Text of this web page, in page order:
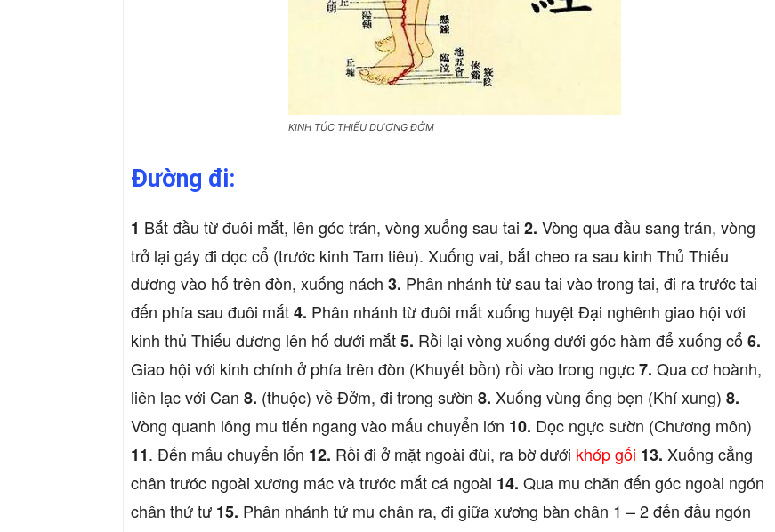
KINH TÚC THIẾU DƯƠNG ĐỞM
Đường đi:
1 Bắt đầu từ đuôi mắt, lên góc trán, vòng xuổng sau tai 2. Vòng qua đầu sang trán, vòng
trở lại gáy đi dọc cổ (trước kinh Tam tiêu). Xuống vai, bắt cheo ra sau kinh Thủ Thiếu
dương vào hố trên đòn, xuống nách 3. Phân nhánh từ sau tai vào trong tai, đi ra trước tai
đến phía sau đuôi mắt4. Phân nhánh từ đuôi mắt xuống huyệt Đại nghênh giao hội với
kinh thủ Thiếu dương lên hố dưới mắt5. Rồi lại vòng xuống dưới góc hàm để xuống cổ6.
Giao hội với kinh chính ở phía trên đòn (Khuyết bồn) rồi vào trong ngực7. Qua cơ hoành,
liên lạc với Can 8. (thuộc) về Đởm, đi trong sườn 8. Xuống vùng ống bẹn (Khí xung) 8.
Vòng quanh lông mu tiến ngang vào mấu chuyển lớn 10. Dọc ngực sườn (Chương môn)
11. Đến mấu chuyển lổn 12. Rồi đi ở mặt ngoài đùi, ra bờ dưới khớp gối 13. Xuống cẳng
chân trước ngoài xương mác và trước mắt cá ngoài 14. Qua mu chăn đến góc ngoài ngón
chân thứ tư 15. Phân nhánh tứ mu chân ra, đi giữa xương bàn chân 1 – 2 đến đầu ngón